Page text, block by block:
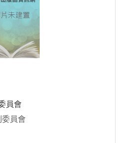
員會
員會